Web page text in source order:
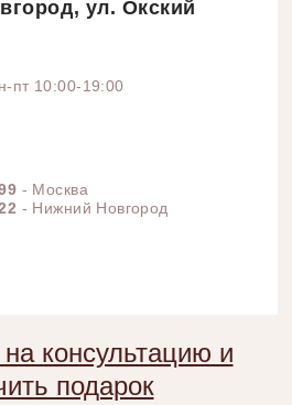
ул. Окский
пт 10:00-19:00
- Москва
- Нижний Новгород
консультацию и
подарок